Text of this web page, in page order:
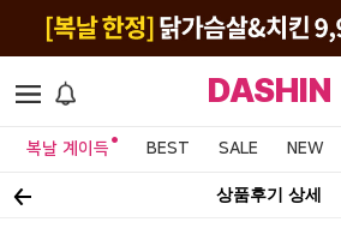
DASHIN
복날 계이득 BEST SALE NEW
상품후기 상세